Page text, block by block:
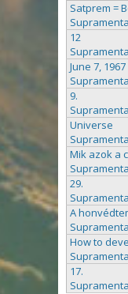
Satprem =
12
June 7, 1967
9.
Universe
Mik azok a
29.
A
How to
17.